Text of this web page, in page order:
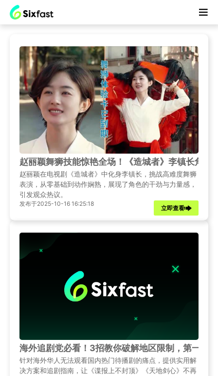
赵丽颖舞狮技能惊艳全场！《造城者》李镇长角色
赵丽颖在电视剧《造城者》中化身李镇长，挑战高难度舞狮
表演，从零基础到动作娴熟，展现了角色的干劲与力量感，
引发观众热议。
发布于2025-10-16 16:25:18
立即查看
海外追剧党必看！3招教你破解地区限制，第一时
针对海外华人无法观看国内热门待播剧的痛点，提供实用解
决方案和追剧指南，让《谍报上不封顶》《天地剑心》不再